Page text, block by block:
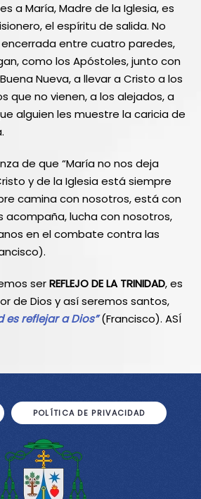
a María, Madre de la Iglesia, es
el espíritu de salida. No
entre cuatro paredes,
como los Apóstoles, junto con
Nueva, a llevar a Cristo a los
que no vienen, a los alejados, a
alguien les muestre la caricia de
de que “María no nos deja
y de la Iglesia está siempre
camina con nosotros, está con
acompaña, lucha con nosotros,
en el combate contra las
serREFLEJO DE LA TRINIDAD, es
de Dios y así seremos santos,
es reflejar a Dios”(Francisco). ASÍ
POLÍTICA DE PRIVACIDAD